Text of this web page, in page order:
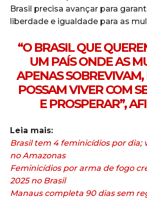
Brasil precisa avançar para
liberdade e igualdade para as
“O BRASIL QUE
UM PAÍS ONDE AS
APENAS
POSSAM VIVER COM
E PROSPERAR”,
Leia mais:
Brasil tem 4 feminicídios por dia;
no Amazonas
Feminicídios por arma de fogo
2025 no Brasil
Manaus completa 90 dias sem